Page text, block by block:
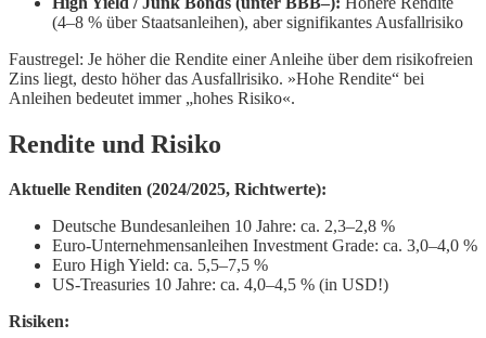
(4–8 % über Staatsanleihen), aber signifikantes Ausfallrisiko
Faustregel: Je höher die Rendite einer Anleihe über dem risikofreien
Zins liegt, desto höher das Ausfallrisiko. »Hohe Rendite“ bei
Anleihen bedeutet immer „hohes Risiko«.
Rendite und Risiko
Aktuelle Renditen (2024/2025, Richtwerte):
Deutsche Bundesanleihen 10 Jahre: ca. 2,3–2,8 %
Euro-Unternehmensanleihen Investment Grade: ca. 3,0–4,0 %
Euro High Yield: ca. 5,5–7,5 %
US-Treasuries 10 Jahre: ca. 4,0–4,5 % (in USD!)
Risiken: